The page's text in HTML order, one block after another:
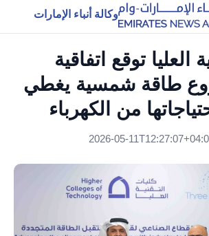
وكالة أنباء الإمارات
العليا توقع اتفاقية
طاقة شمسية يغطي
2026-05-